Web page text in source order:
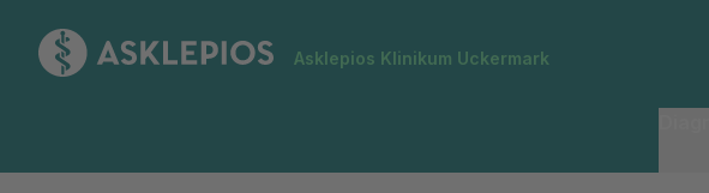
Asklepios Klinikum Uckermark